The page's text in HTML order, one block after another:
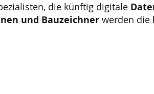
die künftig digitale
und Bauzeichner werden die